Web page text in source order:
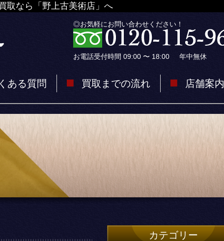
取なら「野上古美術店」へ
◎お気軽にお問い合わせください！
お電話受付時間 09:00 〜 18:00 年中無休
ある質問 買取までの流れ 店舗案内
カテゴリー